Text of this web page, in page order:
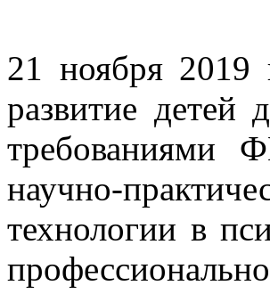
21 ноября 2019
развитие детей
требованиями
научно-
технологии в